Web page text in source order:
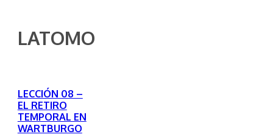
LATOMO
LECCIÓN 08 –
EL RETIRO
TEMPORAL EN
WARTBURGO